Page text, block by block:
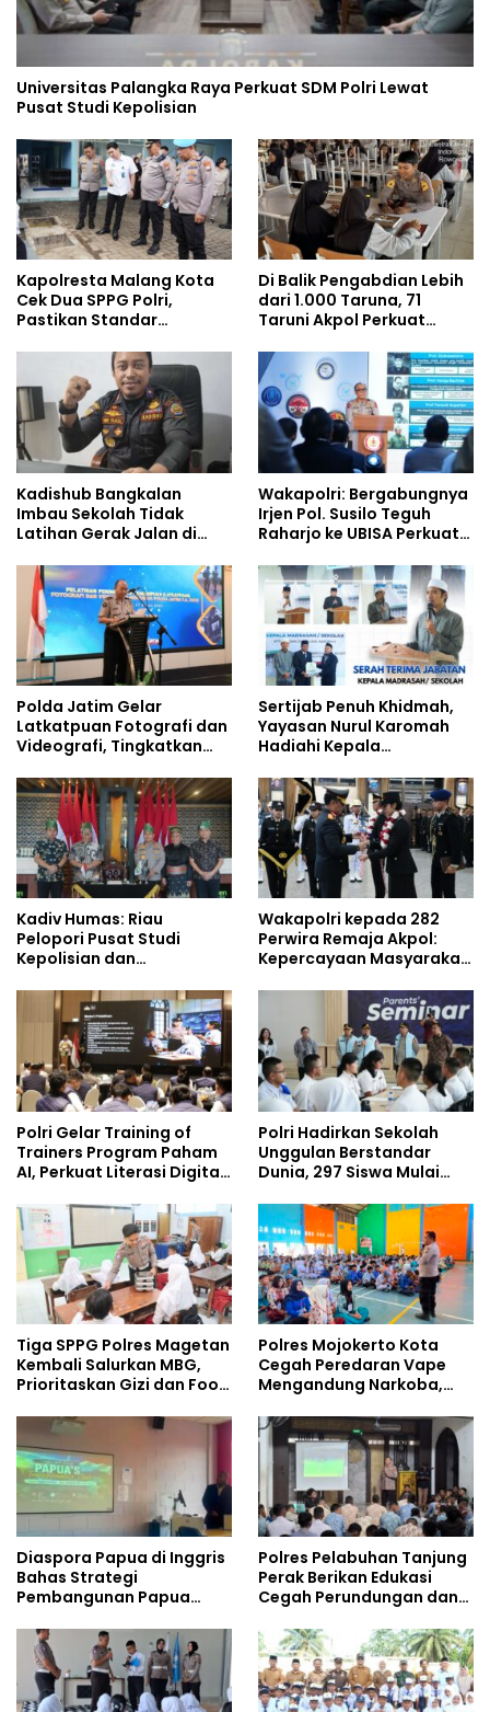
Universitas Palangka Raya Perkuat SDM Polri Lewat
Pusat Studi Kepolisian
Kapolresta Malang Kota
Cek Dua SPPG Polri,
Pastikan Standar
Pengelolaan Limbah
Berjalan Optimal
Di Balik Pengabdian Lebih
dari 1.000 Taruna, 71
Taruni Akpol Perkuat
Siswa Sekolah Rakyat
Kadishub Bangkalan
Imbau Sekolah Tidak
Latihan Gerak Jalan di
Wakapolri: Bergabungnya
Irjen Pol. Susilo Teguh
Raharjo ke UBISA Perkuat
Studi Kepolisian
Polda Jatim Gelar
Latkatpuan Fotografi dan
Videografi, Tingkatkan
Era Digital
Sertijab Penuh Khidmah,
Yayasan Nurul Karomah
Hadiahi Kepala
Umrah
Kadiv Humas: Riau
Pelopori Pusat Studi
Kepolisian dan
Policing Masuki Babak
Wakapolri kepada 282
Perwira Remaja Akpol:
Kepercayaan Masyarakat
Polri Gelar Training of
Trainers Program Paham
AI, Perkuat Literasi Digital
Polri Hadirkan Sekolah
Unggulan Berstandar
Dunia, 297 Siswa Mulai
Tiga SPPG Polres Magetan
Kembali Salurkan MBG,
Prioritaskan Gizi dan Food
Polres Mojokerto Kota
Cegah Peredaran Vape
Mengandung Narkoba,
Kalangan Remaja
Diaspora Papua di Inggris
Bahas Strategi
Pembangunan Papua
Doktoral Internasional
Polres Pelabuhan Tanjung
Perak Berikan Edukasi
Cegah Perundungan dan
kepada Pelajar MPLS